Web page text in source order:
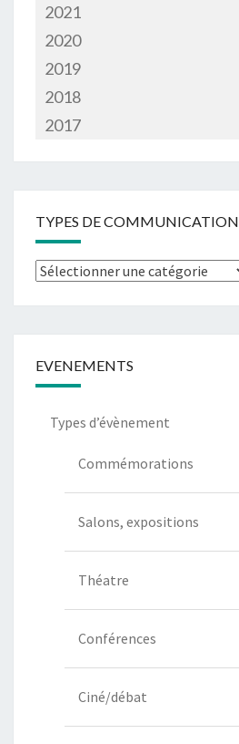
2021
2020
2019
2018
2017
TYPES DE COMMUNICATION
Types
EVENEMENTS
Types d’évènement
Commémorations
Salons, expositions
Théatre
Conférences
Ciné/débat